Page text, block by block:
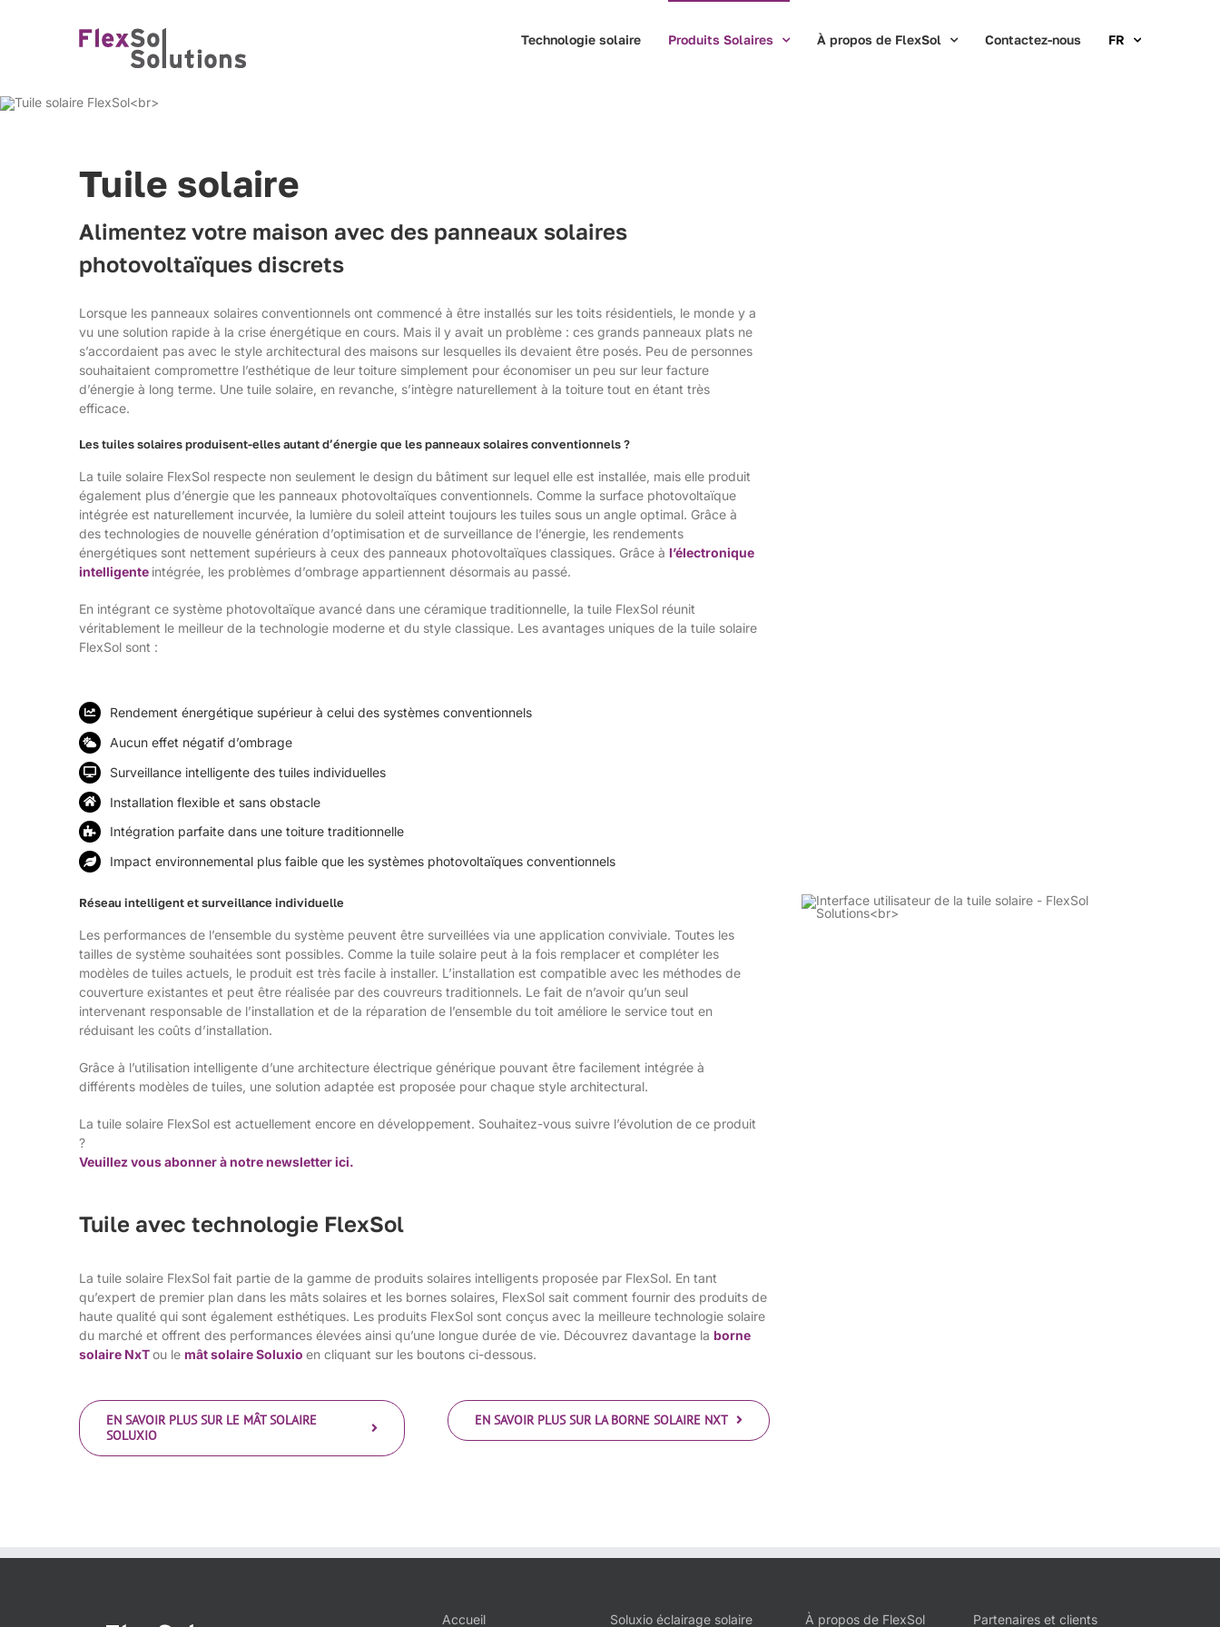
Technologie solaire Produits Solaires À propos de FlexSol Contactez-nous FR
Tuile solaire
Alimentez votre maison avec des panneaux solaires
photovoltaïques discrets
Lorsque les panneaux solaires conventionnels ont commencé à être installés sur les toits résidentiels, le monde y a
vu une solution rapide à la crise énergétique en cours. Mais il y avait un problème : ces grands panneaux plats ne
s’accordaient pas avec le style architectural des maisons sur lesquelles ils devaient être posés. Peu de personnes
souhaitaient compromettre l’esthétique de leur toiture simplement pour économiser un peu sur leur facture
d’énergie à long terme. Une tuile solaire, en revanche, s’intègre naturellement à la toiture tout en étant très
efficace.
Les tuiles solaires produisent-elles autant d’énergie que les panneaux solaires conventionnels ?
La tuile solaire FlexSol respecte non seulement le design du bâtiment sur lequel elle est installée, mais elle produit
également plus d’énergie que les panneaux photovoltaïques conventionnels. Comme la surface photovoltaïque
intégrée est naturellement incurvée, la lumière du soleil atteint toujours les tuiles sous un angle optimal. Grâce à
des technologies de nouvelle génération d’optimisation et de surveillance de l’énergie, les rendements
énergétiques sont nettement supérieurs à ceux des panneaux photovoltaïques classiques. Grâce à l’électronique
intelligente intégrée, les problèmes d’ombrage appartiennent désormais au passé.
En intégrant ce système photovoltaïque avancé dans une céramique traditionnelle, la tuile FlexSol réunit
véritablement le meilleur de la technologie moderne et du style classique. Les avantages uniques de la tuile solaire
FlexSol sont :
Rendement énergétique supérieur à celui des systèmes conventionnels
Aucun effet négatif d’ombrage
Surveillance intelligente des tuiles individuelles
Installation flexible et sans obstacle
Intégration parfaite dans une toiture traditionnelle
Impact environnemental plus faible que les systèmes photovoltaïques conventionnels
Réseau intelligent et surveillance individuelle
Les performances de l’ensemble du système peuvent être surveillées via une application conviviale. Toutes les
tailles de système souhaitées sont possibles. Comme la tuile solaire peut à la fois remplacer et compléter les
modèles de tuiles actuels, le produit est très facile à installer. L’installation est compatible avec les méthodes de
couverture existantes et peut être réalisée par des couvreurs traditionnels. Le fait de n’avoir qu’un seul
intervenant responsable de l’installation et de la réparation de l’ensemble du toit améliore le service tout en
réduisant les coûts d’installation.
Grâce à l’utilisation intelligente d’une architecture électrique générique pouvant être facilement intégrée à
différents modèles de tuiles, une solution adaptée est proposée pour chaque style architectural.
La tuile solaire FlexSol est actuellement encore en développement. Souhaitez-vous suivre l’évolution de ce produit
?
Veuillez vous abonner à notre newsletter ici.
Tuile avec technologie FlexSol
La tuile solaire FlexSol fait partie de la gamme de produits solaires intelligents proposée par FlexSol. En tant
qu’expert de premier plan dans les mâts solaires et les bornes solaires, FlexSol sait comment fournir des produits de
haute qualité qui sont également esthétiques. Les produits FlexSol sont conçus avec la meilleure technologie solaire
du marché et offrent des performances élevées ainsi qu’une longue durée de vie. Découvrez davantage la borne
solaire NxTou le mât solaire Soluxio en cliquant sur les boutons ci-dessous.
EN SAVOIR PLUS SUR LE MÂT SOLAIRE
SOLUXIO
EN SAVOIR PLUS SUR LA BORNE SOLAIRE NXT
Accueil Soluxio éclairage solaire À propos de FlexSol Partenaires et clients